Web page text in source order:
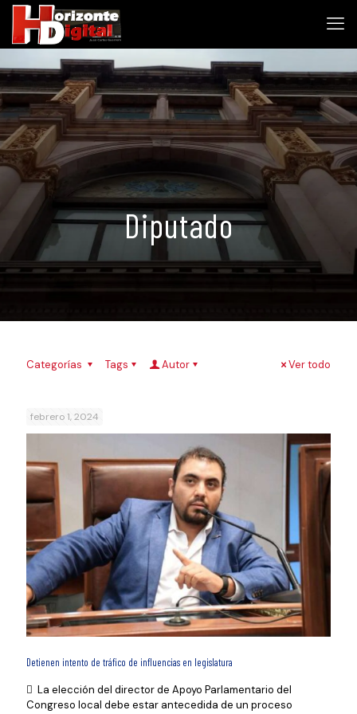
Diputado
Categorías Tags Autor Ver todo
febrero 1, 2024
Detienen intento de tráfico de influencias en legislatura
 La elección del director de Apoyo Parlamentario del
Congreso local debe estar antecedida de un proceso